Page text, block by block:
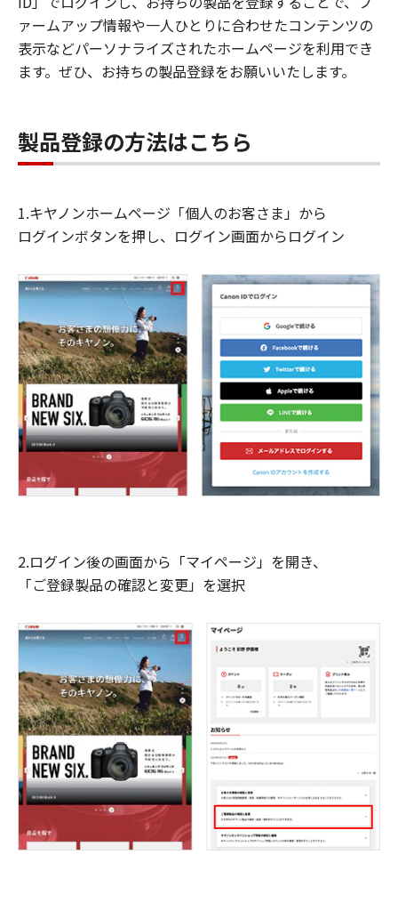
ァームアップ情報や一人ひとりに合わせたコンテンツの
表示などパーソナライズされたホームページを利用でき
ます。ぜひ、お持ちの製品登録をお願いいたします。
製品登録の方法はこちら
1.キヤノンホームページ「個人のお客さま」から
ログインボタンを押し、ログイン画面からログイン
2.ログイン後の画面から「マイページ」を開き、
「ご登録製品の確認と変更」を選択